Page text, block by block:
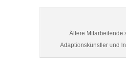
Ältere Mitarbeitende
Adaptionskünstler und